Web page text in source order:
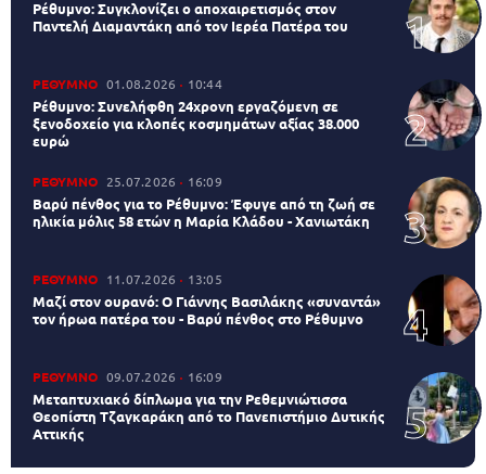
Ρέθυμνο: Συγκλονίζει ο αποχαιρετισμός στον
Παντελή Διαμαντάκη από τον Ιερέα Πατέρα του
ΡΕΘΥΜΝΟ 01.08.2026 10:44
Ρέθυμνο: Συνελήφθη 24χρονη εργαζόμενη σε
ξενοδοχείο για κλοπές κοσμημάτων αξίας 38.000
ευρώ
ΡΕΘΥΜΝΟ 25.07.2026 16:09
Βαρύ πένθος για το Ρέθυμνο: Έφυγε από τη ζωή σε
ηλικία μόλις 58 ετών η Μαρία Κλάδου - Χανιωτάκη
ΡΕΘΥΜΝΟ 11.07.2026 13:05
Μαζί στον ουρανό: Ο Γιάννης Βασιλάκης «συναντά»
τον ήρωα πατέρα του - Βαρύ πένθος στο Ρέθυμνο
ΡΕΘΥΜΝΟ 09.07.2026 16:09
Μεταπτυχιακό δίπλωμα για την Ρεθεμνιώτισσα
Θεοπίστη Τζαγκαράκη από το Πανεπιστήμιο Δυτικής
Αττικής